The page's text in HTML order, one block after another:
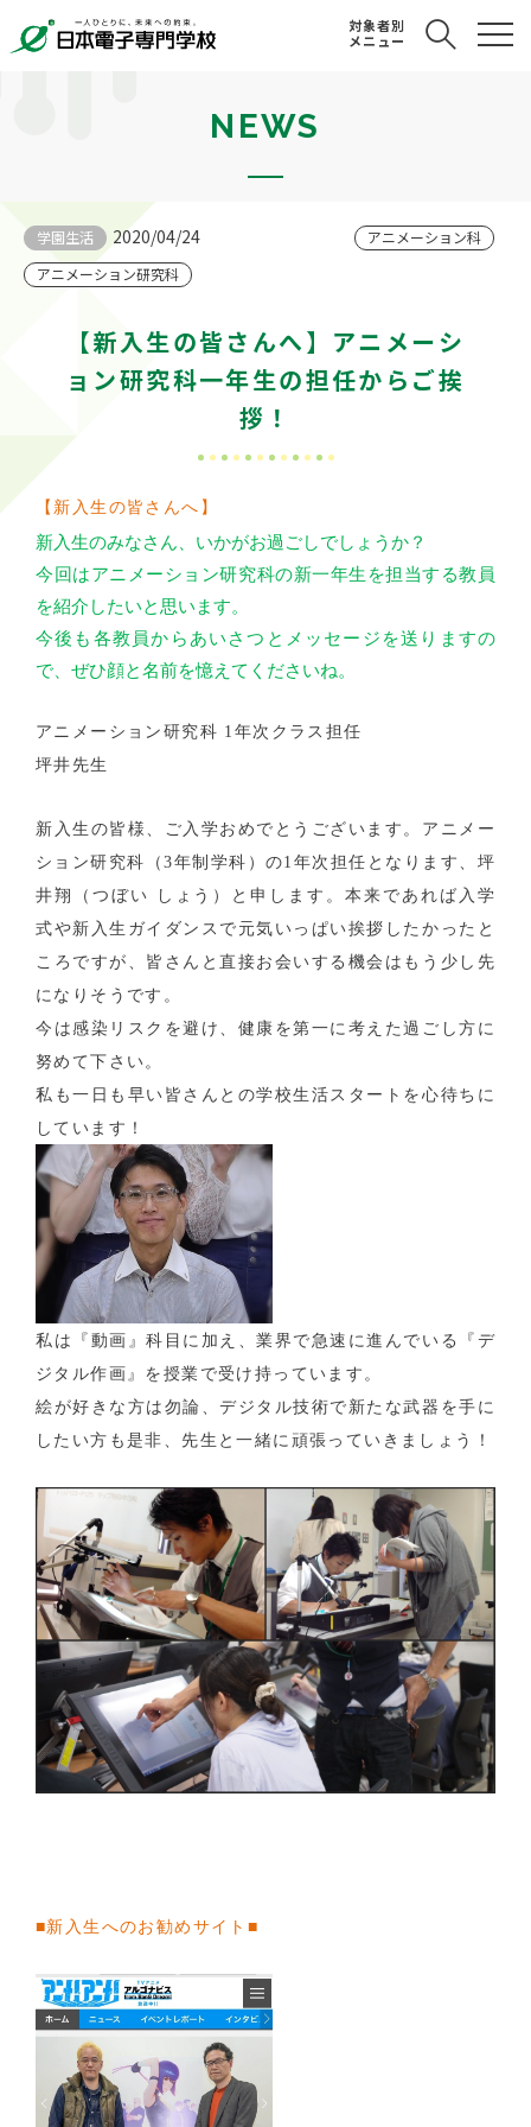
対象者別
メニュー
NEWS
学園生活 2020/04/24
アニメーション科
アニメーション研究科
【新入生の皆さんへ】アニメーシ
ョン研究科一年生の担任からご挨
拶！
【新入生の皆さんへ】
新入生のみなさん、いかがお過ごしでしょうか？
今回はアニメーション研究科の新一年生を担当する教員
を紹介したいと思います。
今後も各教員からあいさつとメッセージを送りますの
で、ぜひ顔と名前を憶えてくださいね。
アニメーション研究科 1年次クラス担任
坪井先生
新入生の皆様、ご入学おめでとうございます。アニメー
ション研究科（3年制学科）の1年次担任となります、坪
井翔（つぼい しょう）と申します。本来であれば入学
式や新入生ガイダンスで元気いっぱい挨拶したかったと
ころですが、皆さんと直接お会いする機会はもう少し先
になりそうです。
今は感染リスクを避け、健康を第一に考えた過ごし方に
努めて下さい。
私も一日も早い皆さんとの学校生活スタートを心待ちに
しています！
私は『動画』科目に加え、業界で急速に進んでいる『デ
ジタル作画』を授業で受け持っています。
絵が好きな方は勿論、デジタル技術で新たな武器を手に
したい方も是非、先生と一緒に頑張っていきましょう！
■新入生へのお勧めサイト■